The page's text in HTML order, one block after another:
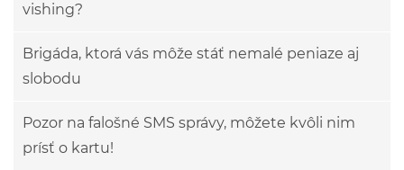
vishing?
Brigáda, ktorá vás môže stáť nemalé peniaze aj
slobodu
Pozor na falošné SMS správy, môžete kvôli nim
prísť o kartu!